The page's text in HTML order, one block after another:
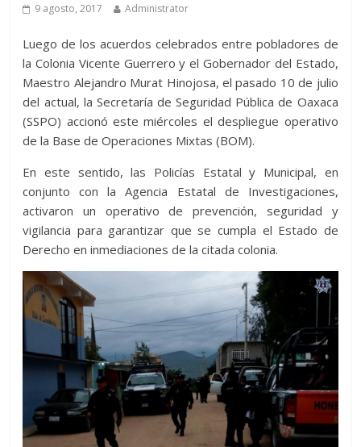
9 agosto, 2017 Administrator
Luego de los acuerdos celebrados entre pobladores de
la Colonia Vicente Guerrero y el Gobernador del Estado,
Maestro Alejandro Murat Hinojosa, el pasado 10 de julio
del actual, la Secretaría de Seguridad Pública de Oaxaca
(SSPO) accionó este miércoles el despliegue operativo
de la Base de Operaciones Mixtas (BOM).
En este sentido, las Policías Estatal y Municipal, en
conjunto con la Agencia Estatal de Investigaciones,
activaron un operativo de prevención, seguridad y
vigilancia para garantizar que se cumpla el Estado de
Derecho en inmediaciones de la citada colonia.